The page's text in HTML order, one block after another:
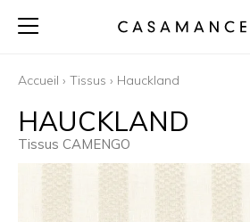
Accueil › Tissus › Hauckland
HAUCKLAND
Tissus CAMENGO